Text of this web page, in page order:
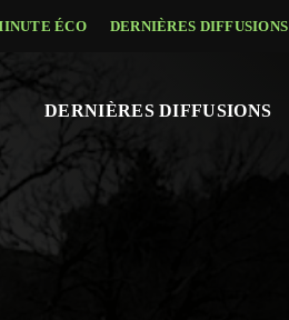
ÉCO DERNIÈRES DIFFUSIONS
DERNIÈRES DIFFUSIONS